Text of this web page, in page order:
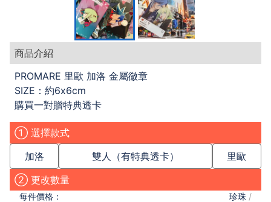
商品介紹
PROMARE 里歐 加洛 金屬徽章
SIZE：約6x6cm
購買一對贈特典透卡
① 選擇款式
加洛
雙人（有特典透卡）
里歐
② 更改數量
每件價格： 珍珠 /